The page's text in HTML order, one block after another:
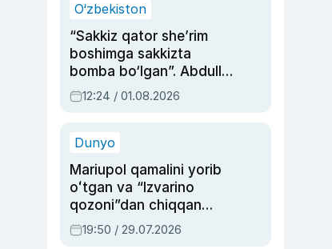
O‘zbekiston
“Sakkiz qator she’rim
boshimga sakkizta
bomba bo‘lgan”. Abdulla
Oripovni siyosiy
ayblovlardan asrab
12:24 / 01.08.2026
Dunyo
Mariupol qamalini yorib
oʻtgan va “Izvarino
qozoni”dan chiqqan
qahramon — Ukraina
armiyasi bosh
19:50 / 29.07.2026